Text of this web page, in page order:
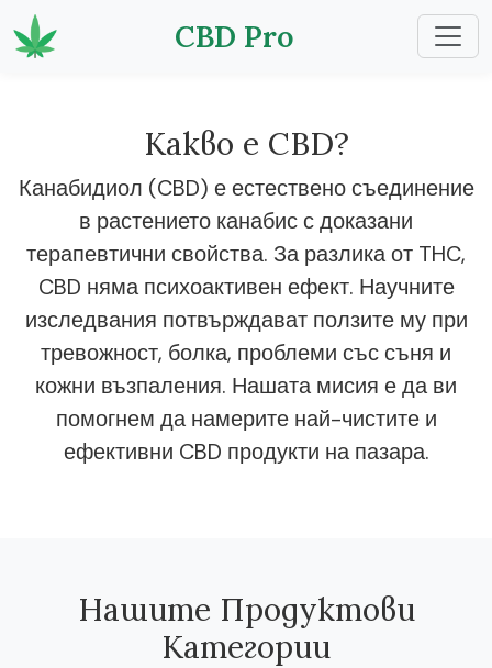
CBD Pro
Какво е CBD?
Канабидиол (CBD) е естествено съединение
в растението канабис с доказани
терапевтични свойства. За разлика от THC,
CBD няма психоактивен ефект. Научните
изследвания потвърждават ползите му при
тревожност, болка, проблеми със съня и
кожни възпаления. Нашата мисия е да ви
помогнем да намерите най-чистите и
ефективни CBD продукти на пазара.
Нашите Продуктови
Категории